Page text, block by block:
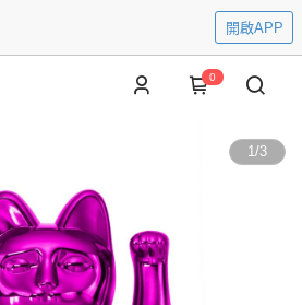
開啟APP
0
1/3